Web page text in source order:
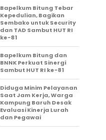
Bapelkum Bitung Tebar
Kepedulian, Bagikan
Sembako untuk Security
dan TAD Sambut HUT RI
ke-81
Bapelkum Bitung dan
BNNK Perkuat Sinergi
Sambut HUT RI ke-81
Diduga Minim Pelayanan
Saat Jam Kerja, Warga
Kampung Baruh Desak
Evaluasi Kinerja Lurah
dan Pegawai